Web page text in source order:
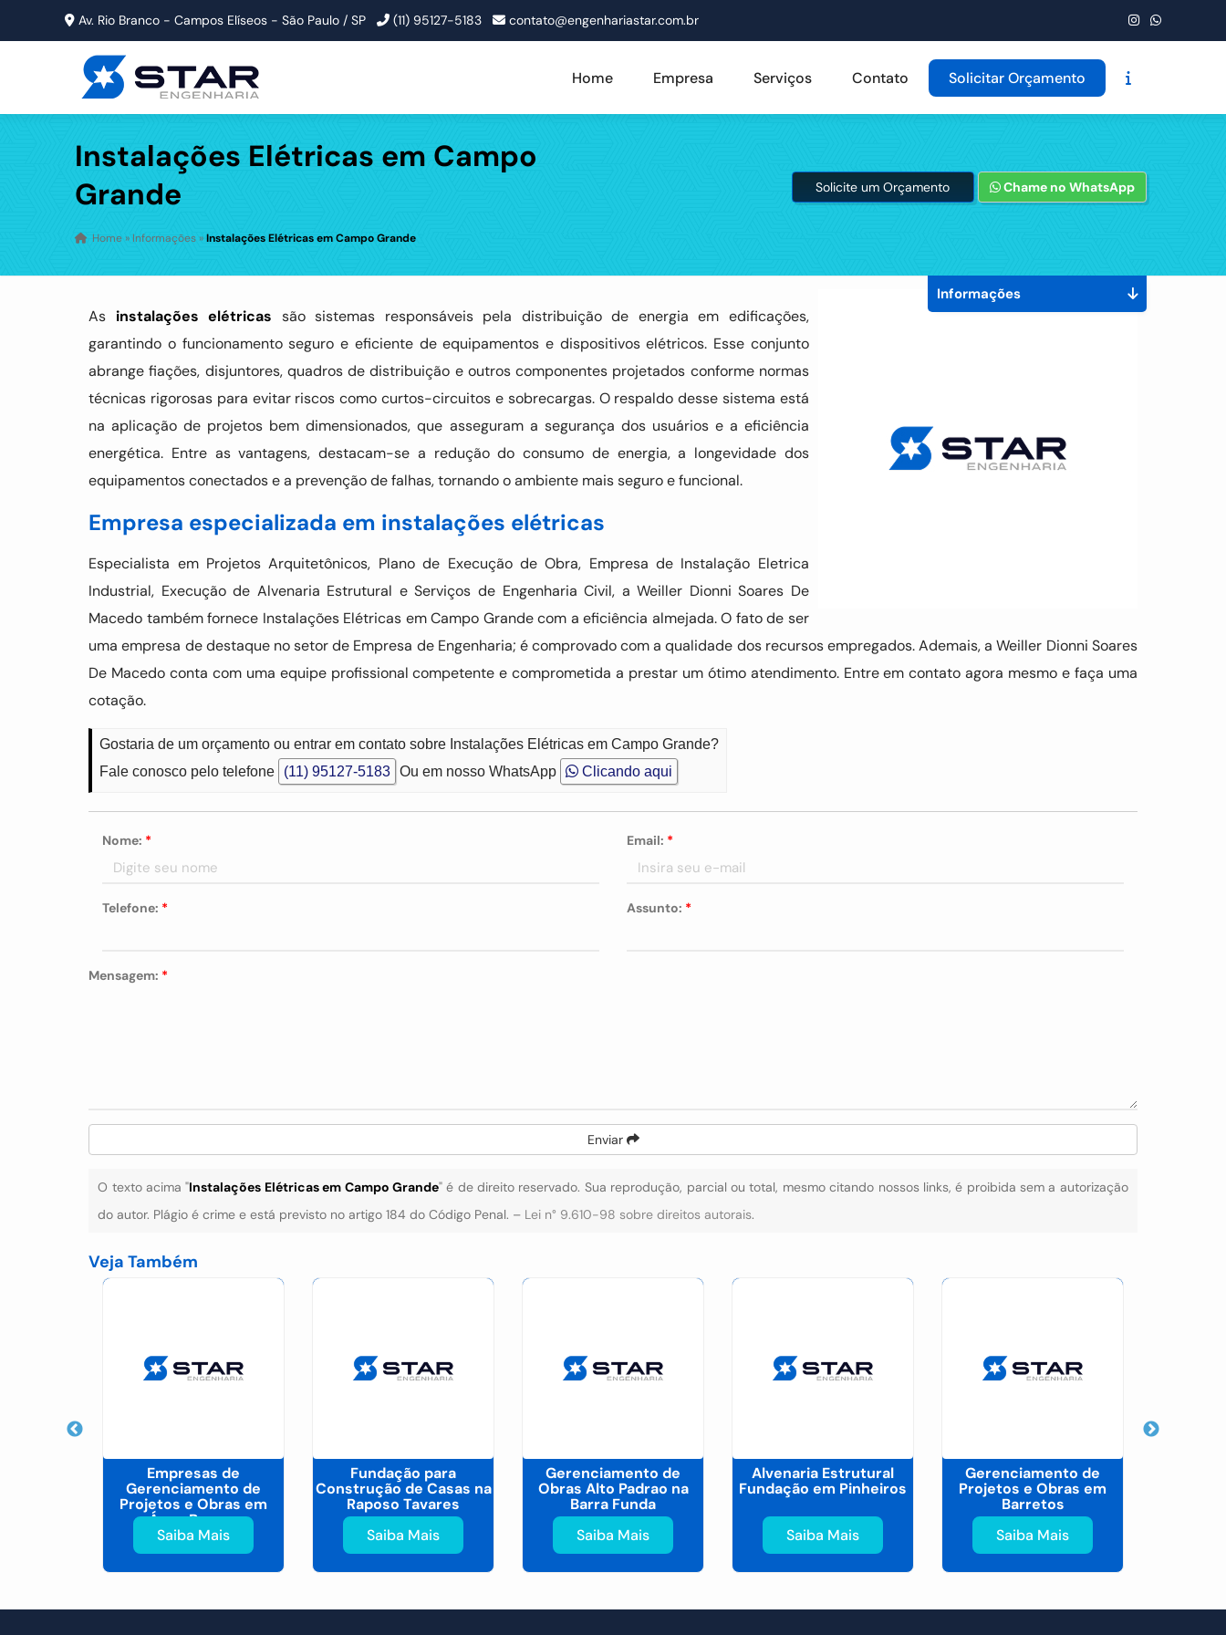
Av. Rio Branco - Campos Elíseos - São Paulo / SP (11) 95127-5183 contato@engenhariastar.com.br
Home Empresa Serviços Contato Solicitar Orçamento
Instalações Elétricas em Campo
Grande
Home » Informações »Instalações Elétricas em Campo Grande
Solicite um Orçamento Chame no WhatsApp
As instalações elétricas são sistemas responsáveis pela distribuição de energia em edificações,
garantindo o funcionamento seguro e eficiente de equipamentos e dispositivos elétricos. Esse conjunto
abrange fiações, disjuntores, quadros de distribuição e outros componentes projetados conforme normas
técnicas rigorosas para evitar riscos como curtos-circuitos e sobrecargas. O respaldo desse sistema está
na aplicação de projetos bem dimensionados, que asseguram a segurança dos usuários e a eficiência
energética. Entre as vantagens, destacam-se a redução do consumo de energia, a longevidade dos
equipamentos conectados e a prevenção de falhas, tornando o ambiente mais seguro e funcional.
Empresa especializada em instalações elétricas
Especialista em Projetos Arquitetônicos, Plano de Execução de Obra, Empresa de Instalação Eletrica
Industrial, Execução de Alvenaria Estrutural e Serviços de Engenharia Civil, a Weiller Dionni Soares De
Macedo também fornece Instalações Elétricas em Campo Grande com a eficiência almejada. O fato de ser
uma empresa de destaque no setor de Empresa de Engenharia; é comprovado com a qualidade dos recursos empregados. Ademais, a Weiller Dionni Soares
De Macedo conta com uma equipe profissional competente e comprometida a prestar um ótimo atendimento. Entre em contato agora mesmo e faça uma
cotação.
Gostaria de um orçamento ou entrar em contato sobre Instalações Elétricas em Campo Grande?
Fale conosco pelo telefone
(11) 95127-5183 Ou em nosso WhatsApp Clicando aqui
Nome: * Email: *
Telefone: * Assunto: *
Mensagem: *
Enviar
O texto acima "Instalações Elétricas em Campo Grande" é de direito reservado. Sua reprodução, parcial ou total, mesmo citando nossos links, é proibida sem a autorização
do autor. Plágio é crime e está previsto no artigo 184 do Código Penal. – Lei n° 9.610-98 sobre direitos autorais.
Informações
Veja Também
Empresas de
Gerenciamento de
Projetos e Obras em
Água Branca
Saiba Mais
Fundação para
Construção de Casas na
Raposo Tavares
Saiba Mais
Gerenciamento de
Obras Alto Padrao na
Barra Funda
Saiba Mais
Alvenaria Estrutural
Fundação em Pinheiros
Saiba Mais
Gerenciamento de
Projetos e Obras em
Barretos
Saiba Mais